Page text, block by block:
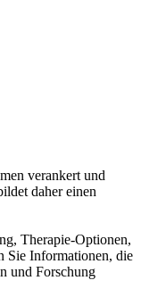
verankert und
daher einen
Therapie-Optionen,
Sie Informationen, die
und Forschung